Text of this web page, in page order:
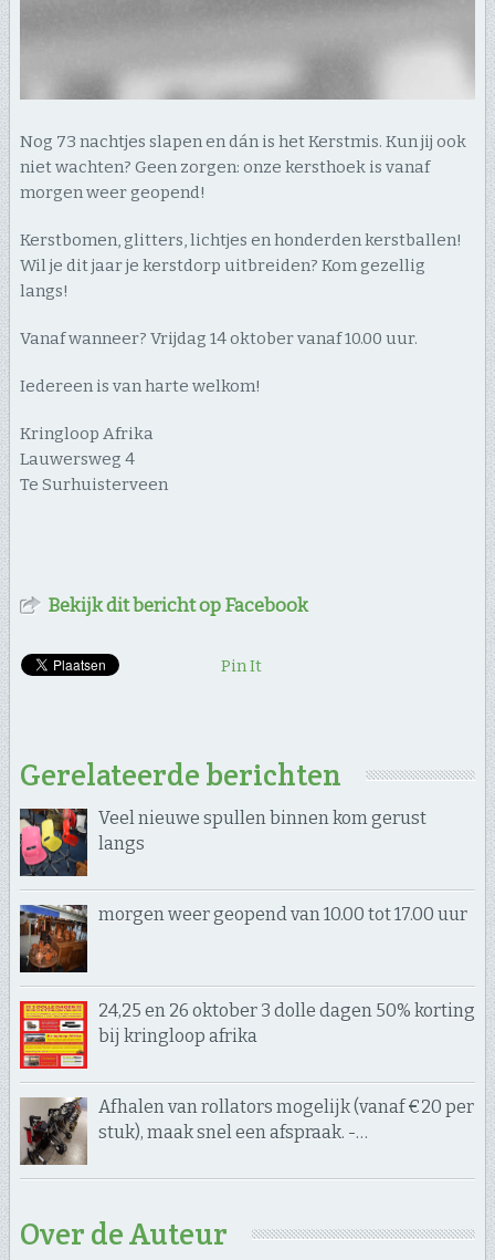
Nog 73 nachtjes slapen en dán is het Kerstmis. Kun jij ook
niet wachten? Geen zorgen: onze kersthoek is vanaf
morgen weer geopend!
Kerstbomen, glitters, lichtjes en honderden kerstballen!
Wil je dit jaar je kerstdorp uitbreiden? Kom gezellig
langs!
Vanaf wanneer? Vrijdag 14 oktober vanaf 10.00 uur.
Iedereen is van harte welkom!
Kringloop Afrika
Lauwersweg 4
Te Surhuisterveen
Bekijk dit bericht op Facebook
Pin It
Gerelateerde berichten
Veel nieuwe spullen binnen kom gerust
langs
morgen weer geopend van 10.00 tot 17.00 uur
24,25 en 26 oktober 3 dolle dagen 50% korting
bij kringloop afrika
Afhalen van rollators mogelijk (vanaf €20 per
stuk), maak snel een afspraak. -…
Over de Auteur